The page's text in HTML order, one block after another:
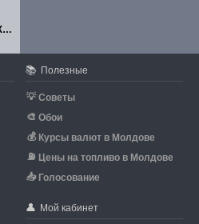
Продам правое крыло на BMW X5 e70 LCI restyle - 40 еуро 2013 г.
📚 Полезные
💡 Советы
🎨 Обои
💰 Курсы валют в Молдове
⛽ Цены на топливо в Молдове
📥 Голосование
👤 Мой кабинет